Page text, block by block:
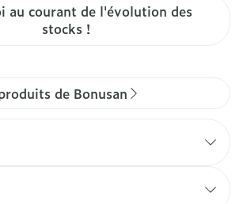
au courant de l'évolution des
stocks !
de Bonusan